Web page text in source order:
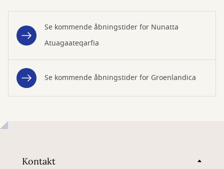
Se kommende åbningstider for Nunatta
Atuagaateqarfia
Se kommende åbningstider for Groenlandica
Kontakt